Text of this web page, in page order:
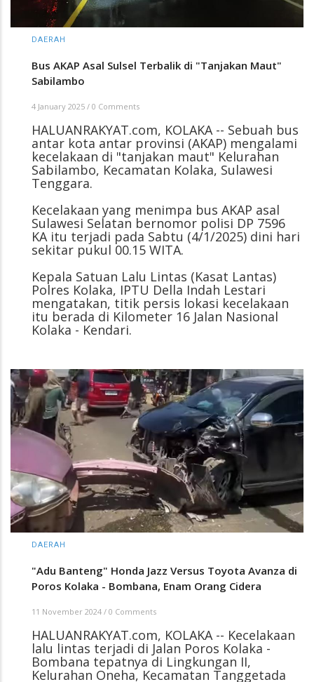
DAERAH
Bus AKAP Asal Sulsel Terbalik di "Tanjakan Maut"
Sabilambo
4 January 2025 / 0 Comments
HALUANRAKYAT.com, KOLAKA -- Sebuah bus
antar kota antar provinsi (AKAP) mengalami
kecelakaan di "tanjakan maut" Kelurahan
Sabilambo, Kecamatan Kolaka, Sulawesi
Tenggara.
Kecelakaan yang menimpa bus AKAP asal
Sulawesi Selatan bernomor polisi DP 7596
KA itu terjadi pada Sabtu (4/1/2025) dini hari
sekitar pukul 00.15 WITA.
Kepala Satuan Lalu Lintas (Kasat Lantas)
Polres Kolaka, IPTU Della Indah Lestari
mengatakan, titik persis lokasi kecelakaan
itu berada di Kilometer 16 Jalan Nasional
Kolaka - Kendari.
DAERAH
"Adu Banteng" Honda Jazz Versus Toyota Avanza di
Poros Kolaka - Bombana, Enam Orang Cidera
11 November 2024 / 0 Comments
HALUANRAKYAT.com, KOLAKA -- Kecelakaan
lalu lintas terjadi di Jalan Poros Kolaka -
Bombana tepatnya di Lingkungan II,
Kelurahan Oneha, Kecamatan Tanggetada